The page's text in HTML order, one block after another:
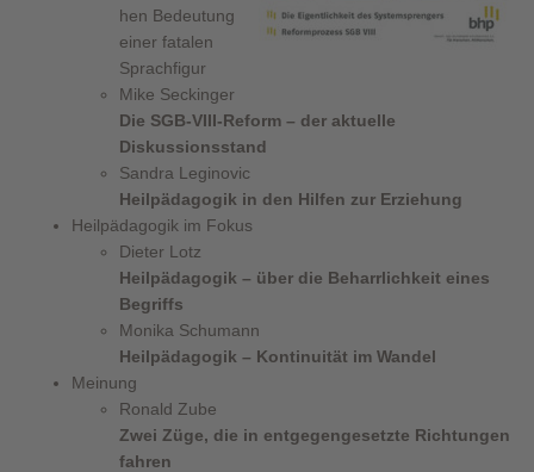
hen Bedeutung
einer fatalen
Sprachfigur
Mike Seckinger
Die SGB-VIII-Reform – der aktuelle
Diskussionsstand
Sandra Leginovic
Heilpädagogik in den Hilfen zur Erziehung
Heilpädagogik im Fokus
Dieter Lotz
Heilpädagogik – über die Beharrlichkeit eines
Begriffs
Monika Schumann
Heilpädagogik – Kontinuität im Wandel
Meinung
Ronald Zube
Zwei Züge, die in entgegengesetzte Richtungen
fahren